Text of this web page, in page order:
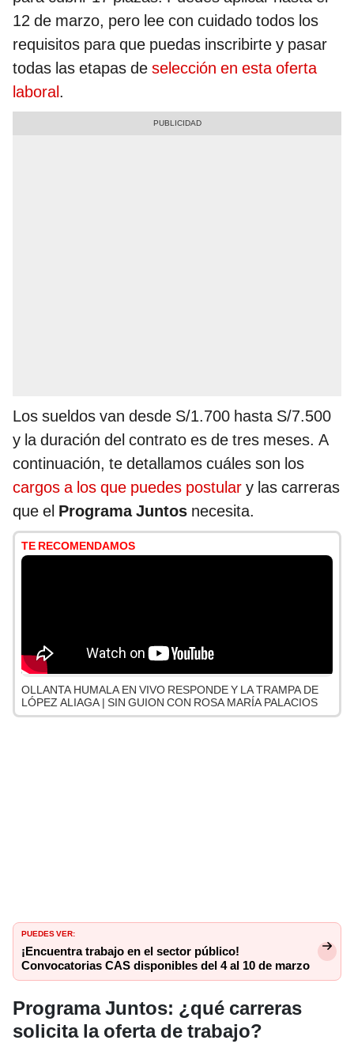
12 de marzo, pero lee con cuidado todos los
requisitos para que puedas inscribirte y pasar
todas las etapas de selección en esta oferta
laboral.
Los sueldos van desde S/1.700 hasta S/7.500
y la duración del contrato es de tres meses. A
continuación, te detallamos cuáles son los
cargos a los que puedes postular y las carreras
que el Programa Juntos necesita.
TE RECOMENDAMOS
OLLANTA HUMALA EN VIVO RESPONDE Y LA TRAMPA DE
LÓPEZ ALIAGA | SIN GUION CON ROSA MARÍA PALACIOS
PUEDES VER:
¡Encuentra trabajo en el sector público!
Convocatorias CAS disponibles del 4 al 10 de marzo
Programa Juntos: ¿qué carreras
solicita la oferta de trabajo?